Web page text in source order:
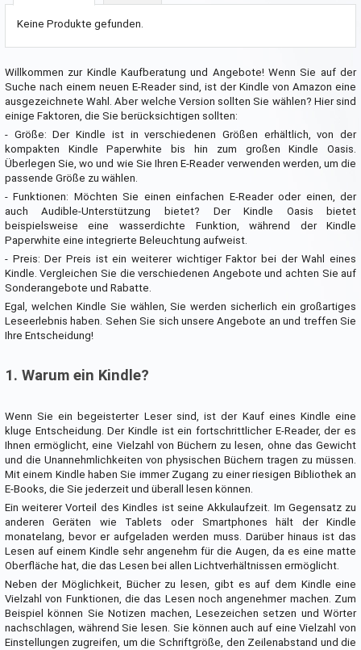
Keine Produkte gefunden.
Willkommen zur Kindle Kaufberatung und Angebote! Wenn Sie auf der
Suche nach einem neuen E-Reader sind, ist der Kindle von Amazon eine
ausgezeichnete Wahl. Aber welche Version sollten Sie wählen? Hier sind
einige Faktoren, die Sie berücksichtigen sollten:
- Größe: Der Kindle ist in verschiedenen Größen erhältlich, von der
kompakten Kindle Paperwhite bis hin zum großen Kindle Oasis.
Überlegen Sie, wo und wie Sie Ihren E-Reader verwenden werden, um die
passende Größe zu wählen.
- Funktionen: Möchten Sie einen einfachen E-Reader oder einen, der
auch Audible-Unterstützung bietet? Der Kindle Oasis bietet
beispielsweise eine wasserdichte Funktion, während der Kindle
Paperwhite eine integrierte Beleuchtung aufweist.
- Preis: Der Preis ist ein weiterer wichtiger Faktor bei der Wahl eines
Kindle. Vergleichen Sie die verschiedenen Angebote und achten Sie auf
Sonderangebote und Rabatte.
Egal, welchen Kindle Sie wählen, Sie werden sicherlich ein großartiges
Leseerlebnis haben. Sehen Sie sich unsere Angebote an und treffen Sie
Ihre Entscheidung!
1. Warum ein Kindle?
Wenn Sie ein begeisterter Leser sind, ist der Kauf eines Kindle eine
kluge Entscheidung. Der Kindle ist ein fortschrittlicher E-Reader, der es
Ihnen ermöglicht, eine Vielzahl von Büchern zu lesen, ohne das Gewicht
und die Unannehmlichkeiten von physischen Büchern tragen zu müssen.
Mit einem Kindle haben Sie immer Zugang zu einer riesigen Bibliothek an
E-Books, die Sie jederzeit und überall lesen können.
Ein weiterer Vorteil des Kindles ist seine Akkulaufzeit. Im Gegensatz zu
anderen Geräten wie Tablets oder Smartphones hält der Kindle
monatelang, bevor er aufgeladen werden muss. Darüber hinaus ist das
Lesen auf einem Kindle sehr angenehm für die Augen, da es eine matte
Oberfläche hat, die das Lesen bei allen Lichtverhältnissen ermöglicht.
Neben der Möglichkeit, Bücher zu lesen, gibt es auf dem Kindle eine
Vielzahl von Funktionen, die das Lesen noch angenehmer machen. Zum
Beispiel können Sie Notizen machen, Lesezeichen setzen und Wörter
nachschlagen, während Sie lesen. Sie können auch auf eine Vielzahl von
Einstellungen zugreifen, um die Schriftgröße, den Zeilenabstand und die